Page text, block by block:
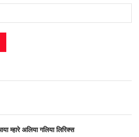
म्हारे अलिया गलिया लिरिक्स